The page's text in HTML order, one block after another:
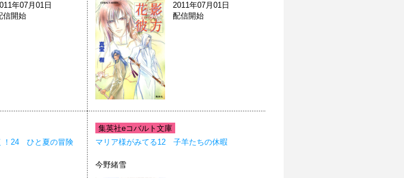
年07月01日
信開始
2011年07月01日
配信開始
！24 ひと夏の冒険
集英社eコバルト文庫
マリア様がみてる12 子羊たちの休暇
今野緒雪